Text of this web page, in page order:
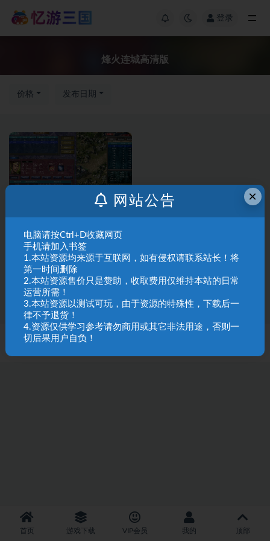
登录
烽火连城高清版
价格 发布日期
改版
改版
23三国群英传7烽火连城高清版
V1.02
7 9.9
SQL 请求数：31 次
首页 游戏下载 VIP会员 我的 顶部
×
网站公告
电脑请按Ctrl+D收藏网页
手机请加入书签
1.本站资源均来源于互联网，如有侵权请联系站长！将
第一时间删除
2.本站资源售价只是赞助，收取费用仅维持本站的日常
运营所需！
3.本站资源以测试可玩，由于资源的特殊性，下载后一
律不予退货！
4.资源仅供学习参考请勿商用或其它非法用途，否则一
切后果用户自负！